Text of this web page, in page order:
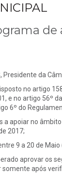
Presidente da
no artigo
e no artigo 56º
6º do
a apoiar no
2017;
9 a 20 de
aprovar os
após